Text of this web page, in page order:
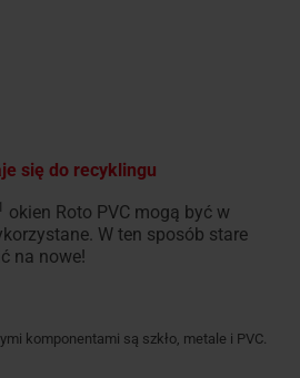
się do recyklingu
okien Roto PVC mogą być w
W ten sposób stare
na nowe!
komponentami są szkło, metale i PVC.